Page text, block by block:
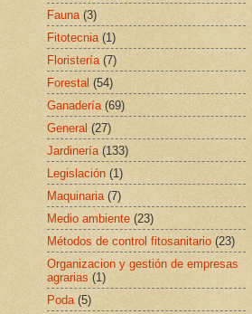
Fauna (3)
Fitotecnia (1)
Floristería (7)
Forestal (54)
Ganadería (69)
General (27)
Jardinería (133)
Legislación (1)
Maquinaria (7)
Medio ambiente (23)
Métodos de control fitosanitario (23)
Organizacion y gestión de empresas
agrarias (1)
Poda (5)